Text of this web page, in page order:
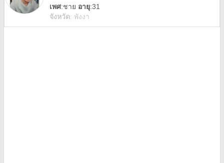
เพศ:ชาย อายุ:31
จังหวัด: พังงา